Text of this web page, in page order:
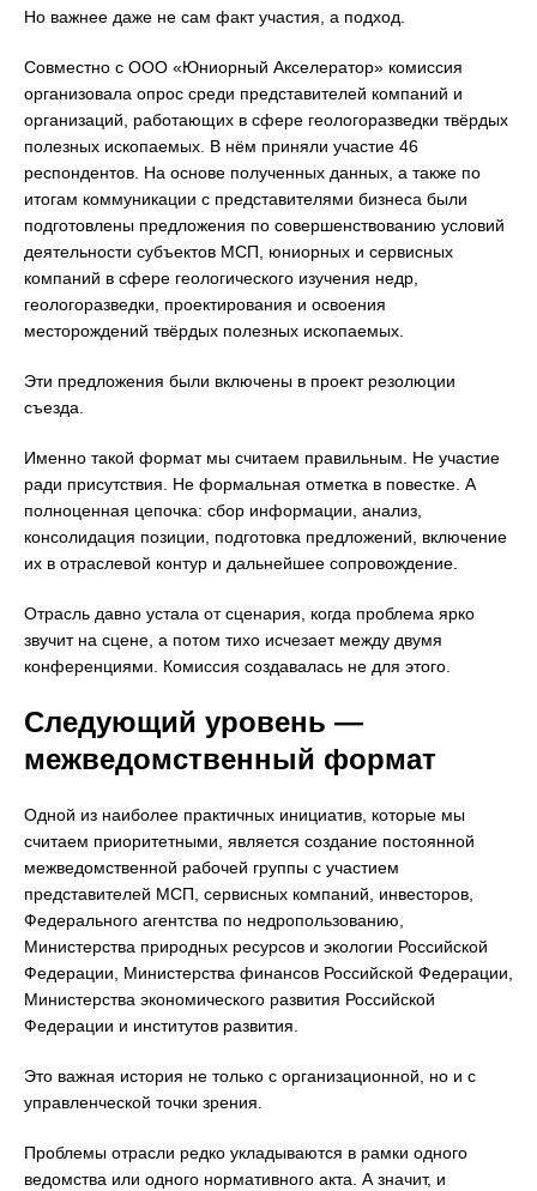
Но важнее даже не сам факт участия, а подход.
Совместно с ООО «Юниорный Акселератор» комиссия
организовала опрос среди представителей компаний и
организаций, работающих в сфере геологоразведки твёрдых
полезных ископаемых. В нём приняли участие 46
респондентов. На основе полученных данных, а также по
итогам коммуникации с представителями бизнеса были
подготовлены предложения по совершенствованию условий
деятельности субъектов МСП, юниорных и сервисных
компаний в сфере геологического изучения недр,
геологоразведки, проектирования и освоения
месторождений твёрдых полезных ископаемых.
Эти предложения были включены в проект резолюции
съезда.
Именно такой формат мы считаем правильным. Не участие
ради присутствия. Не формальная отметка в повестке. А
полноценная цепочка: сбор информации, анализ,
консолидация позиции, подготовка предложений, включение
их в отраслевой контур и дальнейшее сопровождение.
Отрасль давно устала от сценария, когда проблема ярко
звучит на сцене, а потом тихо исчезает между двумя
конференциями. Комиссия создавалась не для этого.
Следующий уровень —
межведомственный формат
Одной из наиболее практичных инициатив, которые мы
считаем приоритетными, является создание постоянной
межведомственной рабочей группы с участием
представителей МСП, сервисных компаний, инвесторов,
Федерального агентства по недропользованию,
Министерства природных ресурсов и экологии Российской
Федерации, Министерства финансов Российской Федерации,
Министерства экономического развития Российской
Федерации и институтов развития.
Это важная история не только с организационной, но и с
управленческой точки зрения.
Проблемы отрасли редко укладываются в рамки одного
ведомства или одного нормативного акта. А значит, и